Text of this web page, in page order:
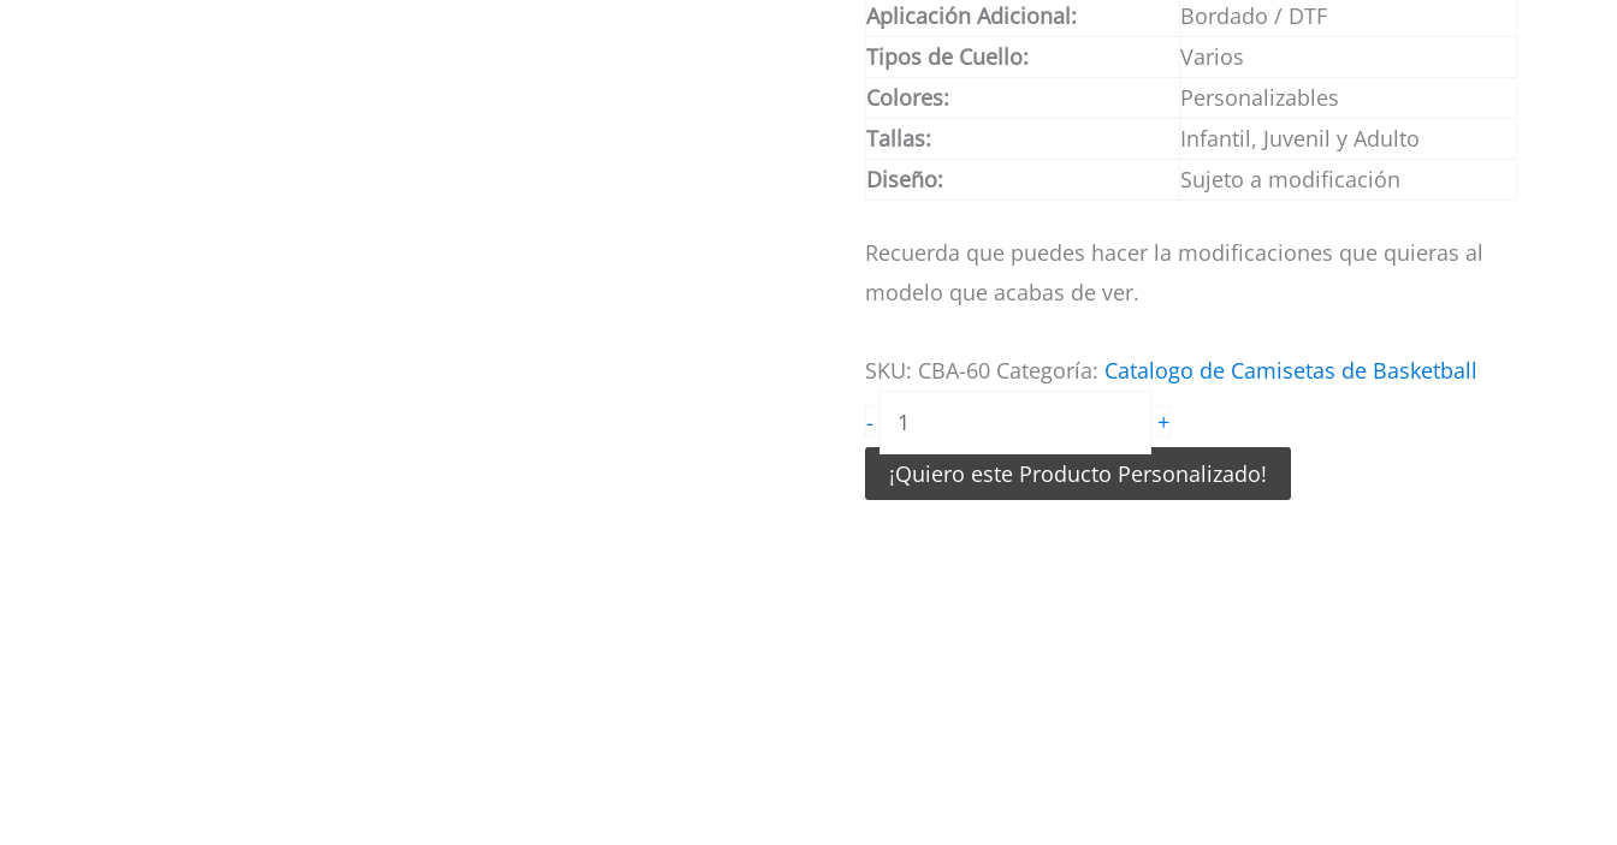
Aplicación Adicional:
Bordado / DTF
Tipos de Cuello:
Varios
Colores:
Personalizables
Tallas:
Infantil, Juvenil y Adulto
Diseño:
Sujeto a modificación
Recuerda que puedes hacer la modificaciones que quieras al
modelo que acabas de ver.
SKU: CBA-60 Categoría: Catalogo de Camisetas de Basketball
-
Camiseta
de
Basketball
+
¡Quiero este Producto Personalizado!